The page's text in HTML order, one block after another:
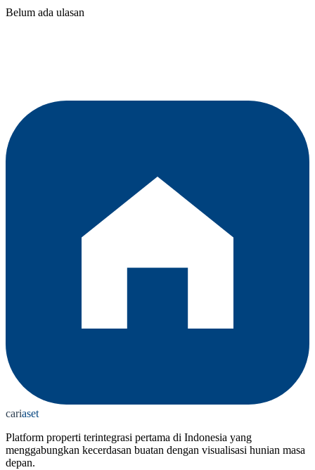
Belum ada ulasan
cariaset
Platform properti terintegrasi pertama di Indonesia yang
menggabungkan kecerdasan buatan dengan visualisasi hunian masa
depan.